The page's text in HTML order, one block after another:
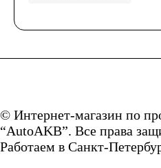
© Интернет-магазин по
“AutoAKB”. Все права
Работаем в Санкт-